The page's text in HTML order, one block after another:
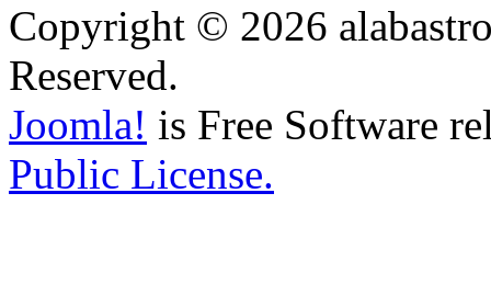
Copyright © 2026
Reserved.
Joomla! is Free Software
Public License.